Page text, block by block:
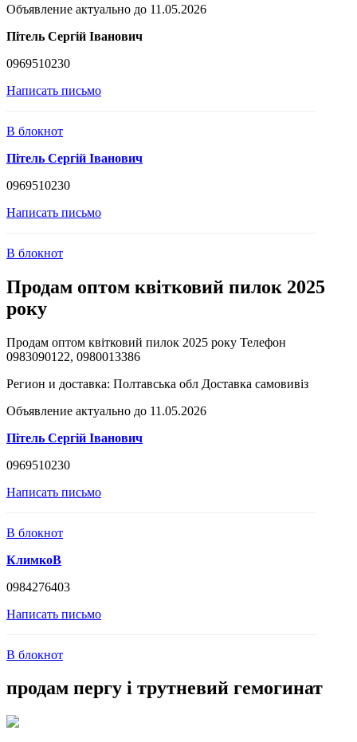
Объявление актуально до 11.05.2026
Пітель Сергій Іванович
0969510230
Написать письмо
В блокнот
Пітель Сергій Іванович
0969510230
Написать письмо
В блокнот
Продам оптом квітковий пилок 2025
року
Продам оптом квітковий пилок 2025 року Телефон
0983090122, 0980013386
Регион и доставка: Полтавська обл Доставка самовивіз
Объявление актуально до 11.05.2026
Пітель Сергій Іванович
0969510230
Написать письмо
В блокнот
КлимкоВ
0984276403
Написать письмо
В блокнот
продам пергу і трутневий гемогинат